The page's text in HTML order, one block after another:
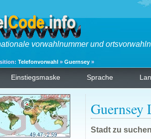
vorwahlnummer und
Telefonvorwahl » Guernsey »
Einstiegsmaske Sprache
Guernsey
Stadt zu suchen